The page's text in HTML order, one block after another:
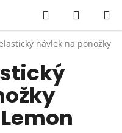
Hledat
KOŠÍK
návlek na ponožky